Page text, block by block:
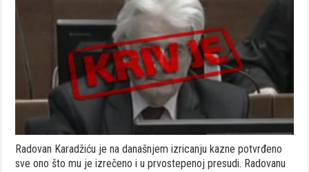
kaznu
zatvora
Radovan Karadžiću je na današnjem izricanju kazne potvrđeno
sve ono što mu je izrečeno i u prvostepenoj presudi. Radovanu